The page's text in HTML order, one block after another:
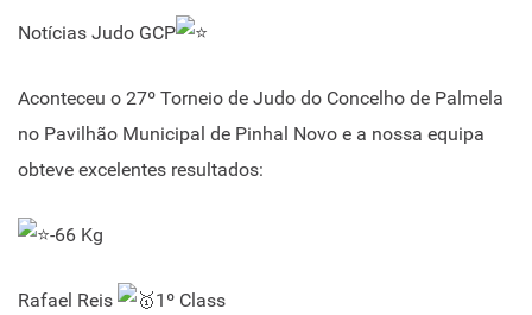
Notícias Judo GCP
Aconteceu o 27º Torneio de Judo do Concelho de Palmela
no Pavilhão Municipal de Pinhal Novo e a nossa equipa
obteve excelentes resultados:
-66 Kg
Rafael Reis 1º Class